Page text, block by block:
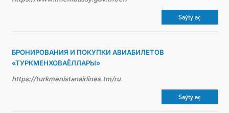
Saýty aç
БРОНИРОВАНИЯ И ПОКУПКИ АВИАБИЛЕТОВ
«ТУРКМЕНХОВАЁЛЛАРЫ»
https://turkmenistanairlines.tm/ru
Saýty aç